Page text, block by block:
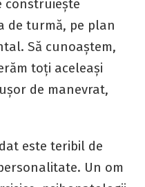
construiește
de turmă, pe plan
Să cunoaștem,
toți aceleași
de manevrat,
este teribil de
Un om